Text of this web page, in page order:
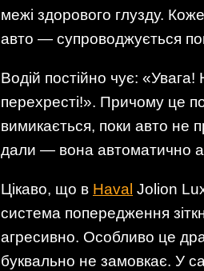
межі здорового глузду.
авто — супроводжується
Водій постійно чує:
перехресті!». Причому це
вимикається, поки авто не
дали — вона автоматично
Цікаво, що в Haval Jolion
система попередження
агресивно. Особливо це
буквально не замовкає. У